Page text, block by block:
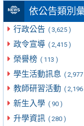
依公告類別
行政公告 ( 3,625 )
政令宣導 ( 2,415 )
榮譽榜 ( 113 )
學生活動訊息 ( 2,977
教師研習活動 ( 2,196
新生入學 ( 90 )
升學資訊 ( 280 )